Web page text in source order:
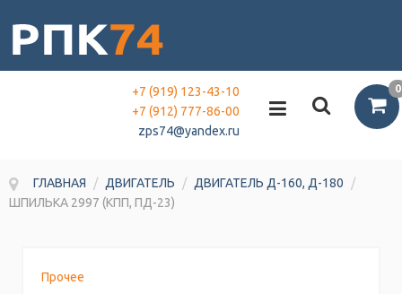
0
+7 (919) 123-43-10
+7 (912) 777-86-00
zps74@yandex.ru
ГЛАВНАЯ / ДВИГАТЕЛЬ / ДВИГАТЕЛЬ Д-160, Д-180
/
ШПИЛЬКА 2997 (КПП, ПД-23)
Прочее